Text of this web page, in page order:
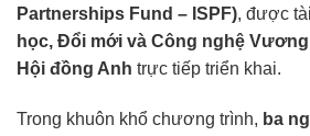
Partnerships Fund – ISPF), được
học, Đổi mới và Công nghệ
Hội đồng Anh trực tiếp triển khai.
Trong khuôn khổ chương trình, ba